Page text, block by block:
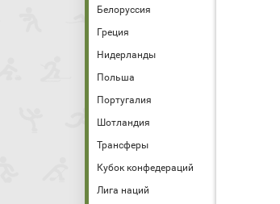
Белоруссия
Греция
Нидерланды
Польша
Португалия
Шотландия
Трансферы
Кубок конфедераций
Лига наций